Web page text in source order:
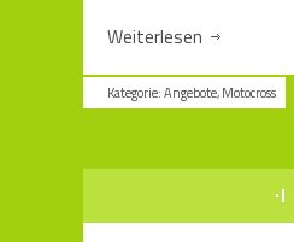
Weiterlesen
Kategorie:Angebote,Motocross